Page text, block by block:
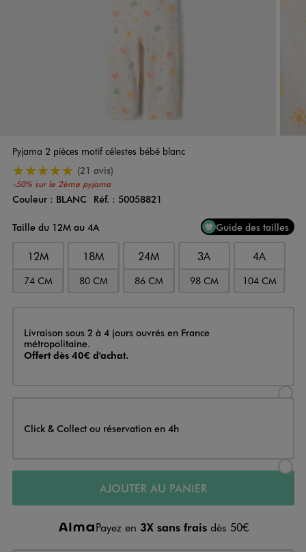
Pyjama 2 pièces motif célestes bébé blanc
-50% sur le 2ème pyjama
5/5 de moyenne(21 avis)
Couleur
Couleur : BLANC Réf. : 50058821
Taille du 12M au 4A
Guide des tailles
12M
74 CM
18M
80 CM
24M
86 CM
3A
98 CM
4A
104 CM
Livraison
Livraison sous 2 à 4 jours ouvrés en France
métropolitaine.
Offert dès 40€ d'achat.
Click & Collect ou réservation en 4h
AJOUTER AU PANIER
Payez en 3X sans frais dès 50€